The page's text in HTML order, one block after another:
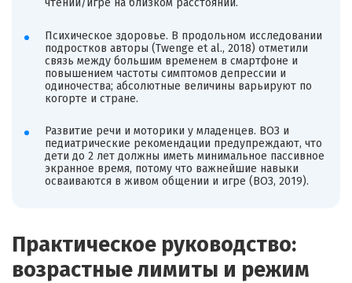
чтении/игре на близком расстоянии.
Психическое здоровье. В продольном исследовании
подростков авторы (Twenge et al., 2018) отметили
связь между большим временем в смартфоне и
повышением частоты симптомов депрессии и
одиночества; абсолютные величины варьируют по
когорте и стране.
Развитие речи и моторики у младенцев. ВОЗ и
педиатрические рекомендации предупреждают, что
дети до 2 лет должны иметь минимальное пассивное
экранное время, потому что важнейшие навыки
осваиваются в живом общении и игре (ВОЗ, 2019).
Практическое руководство:
возрастные лимиты и режим